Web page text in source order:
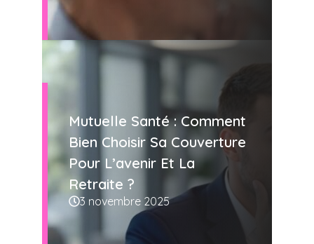
Mutuelle Santé : Comment
Bien Choisir Sa Couverture
Pour L’avenir Et La
Retraite ?
3 novembre 2025